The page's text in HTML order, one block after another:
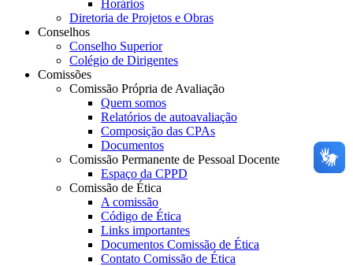
Horários
Diretoria de Projetos e Obras
Conselhos
Conselho Superior
Colégio de Dirigentes
Comissões
Comissão Própria de Avaliação
Quem somos
Relatórios de autoavaliação
Composição das CPAs
Documentos
Comissão Permanente de Pessoal Docente
Espaço da CPPD
Comissão de Ética
A comissão
Código de Ética
Links importantes
Documentos Comissão de Ética
Contato Comissão de Ética